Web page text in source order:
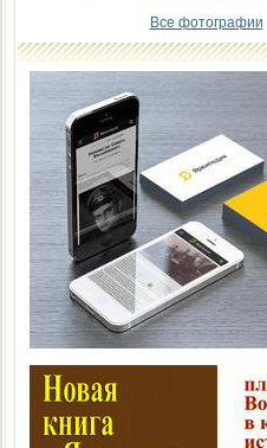
Все фотографии